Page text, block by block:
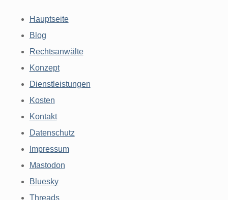
Hauptseite
Blog
Rechtsanwälte
Konzept
Dienstleistungen
Kosten
Kontakt
Datenschutz
Impressum
Mastodon
Bluesky
Threads